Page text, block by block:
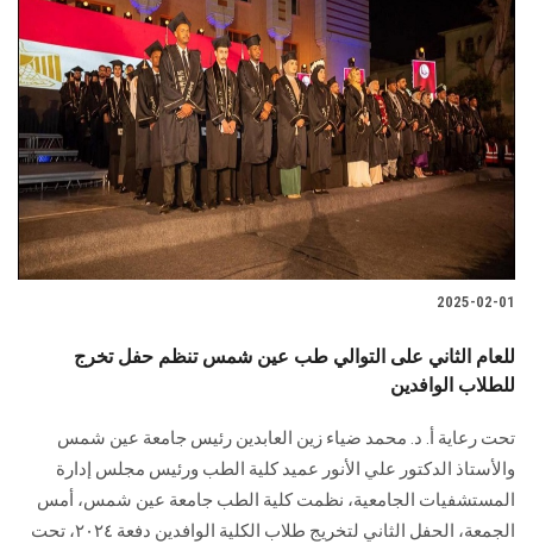
2025-02-01
للعام الثاني على التوالي طب عين شمس تنظم حفل تخرج
للطلاب الوافدين
تحت رعاية أ. د. محمد ضياء زين العابدين رئيس جامعة عين شمس
والأستاذ الدكتور علي الأنور عميد كلية الطب ورئيس مجلس إدارة
المستشفيات الجامعية، نظمت كلية الطب جامعة عين شمس، أمس
الجمعة، الحفل الثاني لتخريج طلاب الكلية الوافدين دفعة ٢٠٢٤، تحت